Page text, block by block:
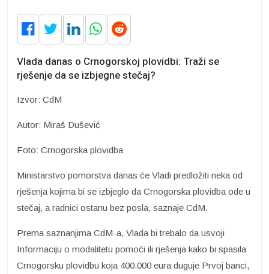
Vlada danas o Crnogorskoj plovidbi: Traži se
rješenje da se izbjegne stečaj?
Izvor: CdM
Autor: Miraš Dušević
Foto: Crnogorska plovidba
Ministarstvo pomorstva danas će Vladi predložiti neka od
rješenja kojima bi se izbjeglo da Crnogorska plovidba ode u
stečaj, a radnici ostanu bez posla, saznaje CdM.
Prema saznanjima CdM-a, Vlada bi trebalo da usvoji
Informaciju o modalitetu pomoći ili rješenja kako bi spasila
Crnogorsku plovidbu koja 400.000 eura duguje Prvoj banci,